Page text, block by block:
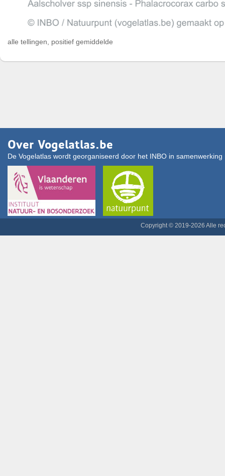
alle tellingen, positief gemiddelde
Over Vogelatlas.be
De Vogelatlas wordt georganiseerd door het INBO in
Copyright © 2019-2026 Alle